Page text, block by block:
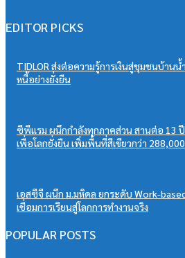
EDITOR PICKS
TIDLOR ส่งต่อความรู้การเงินสู่ชุมชนบ้าน
หนี้อย่างยั่งยืน
ซีพีแรม ผนึกกำลังทุกภาคส่วน สานต่อ 13 ปี
เพื่อโลกยั่งยืน เพิ่มพื้นที่สีเขียวกว่า
เอสซีจี ผนึก ม.มหิดล ยกระดับ Work-
เชื่อมการเรียนสู่โลกการทำงานจริง
POPULAR POSTS